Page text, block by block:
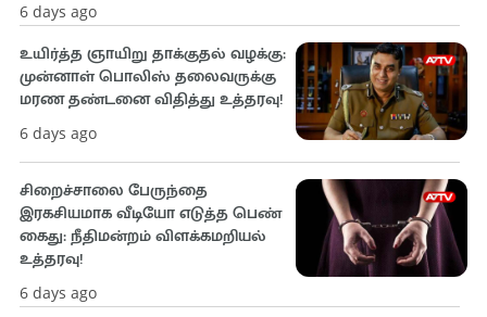
6 days ago
உயிர்த்த ஞாயிறு தாக்குதல் வழக்கு:
முன்னாள் பொலிஸ் தலைவருக்கு
மரண தண்டனை விதித்து உத்தரவு!
6 days ago
சிறைச்சாலை பேருந்தை
இரகசியமாக வீடியோ எடுத்த பெண்
கைது: நீதிமன்றம் விளக்கமறியல்
உத்தரவு!
6 days ago